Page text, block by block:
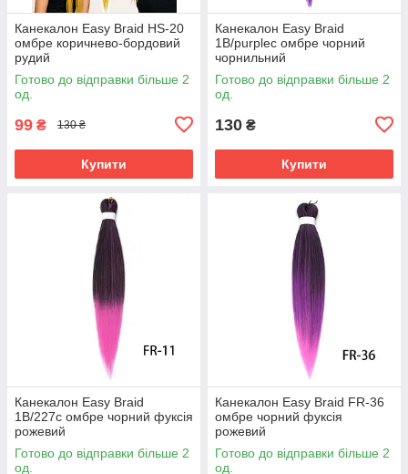
Канекалон Easy Braid HS-20
омбре коричнево-бордовий
рудий
Готово до відправки більше 2
од.
99 ₴ 130 ₴
Купити
Канекалон Easy Braid
1В/purpleс омбре чорний
чорнильний
Готово до відправки більше 2
од.
130 ₴
Купити
Канекалон Easy Braid
1В/227с омбре чорний фуксія
рожевий
Готово до відправки більше 2
од.
Канекалон Easy Braid FR-36
омбре чорний фуксія
рожевий
Готово до відправки більше 2
од.